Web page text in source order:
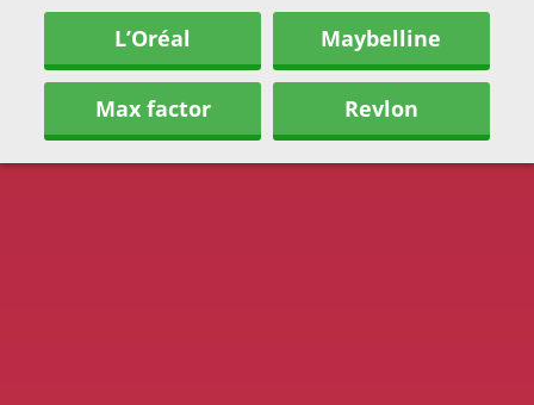
L’Oréal Maybelline
Max factor Revlon